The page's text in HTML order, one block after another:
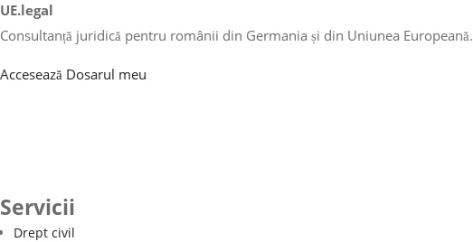
UE.legal
Consultanță juridică pentru românii din Germania și din Uniunea Europeană.
Accesează Dosarul meu
Servicii
Drept civil